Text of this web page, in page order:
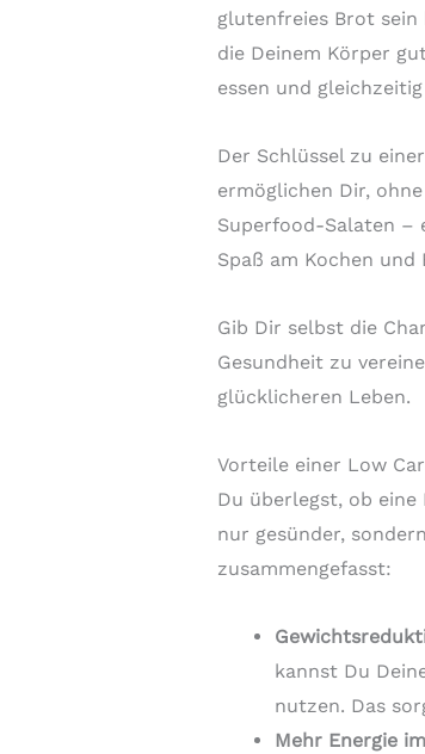
glutenfreies Brot
die Deinem Körper
essen und
Der Schlüssel zu
ermöglichen Dir,
Superfood-Salaten –
Spaß am Kochen und
Gib Dir selbst die
Gesundheit zu
glücklicheren Leben.
Vorteile einer Low
Du überlegst, ob
nur gesünder,
zusammengefasst:
kannst Du
nutzen. Das
Mehr Energie